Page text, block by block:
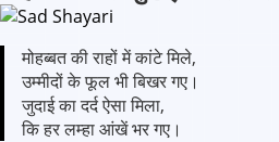
मोहब्बत की राहों में कांटे मिले,
उम्मीदों के फूल भी बिखर गए।
जुदाई का दर्द ऐसा मिला,
कि हर लम्हा आंखें भर गए।